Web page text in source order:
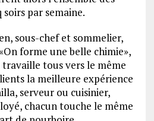
soirs par semaine.
sous-chef et sommelier,
forme une belle chimie»,
tous vers le même
la meilleure expérience
serveur ou cuisinier,
chacun touche le même